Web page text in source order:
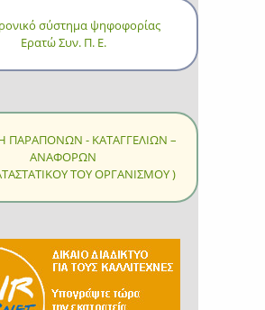
σύστημα ψηφοφορίας
Ερατώ Συν. Π. Ε.
ΠΑΡΑΠΟΝΩΝ - ΚΑΤΑΓΓΕΛΙΩΝ –
ΑΝΑΦΟΡΩΝ
ΤΟΥ ΟΡΓΑΝΙΣΜΟΥ )